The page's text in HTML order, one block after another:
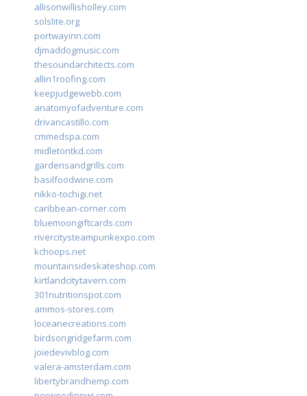
allisonwillisholley.com
solslite.org
portwayinn.com
djmaddogmusic.com
thesoundarchitects.com
allin1roofing.com
keepjudgewebb.com
anatomyofadventure.com
drivancastillo.com
cmmedspa.com
midletontkd.com
gardensandgrills.com
basilfoodwine.com
nikko-tochigi.net
caribbean-corner.com
bluemoongiftcards.com
rivercitysteampunkexpo.com
kchoops.net
mountainsideskateshop.com
kirtlandcitytavern.com
301nutritionspot.com
ammos-stores.com
loceanecreations.com
birdsongridgefarm.com
joiedevivblog.com
valera-amsterdam.com
libertybrandhemp.com